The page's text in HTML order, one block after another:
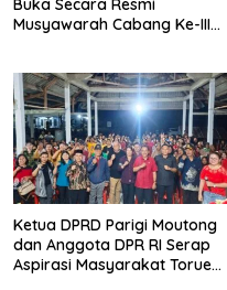
Buka Secara Resmi
Musyawarah Cabang Ke-III
Ketua DPRD Parigi Moutong
dan Anggota DPR RI Serap
Aspirasi Masyarakat Torue